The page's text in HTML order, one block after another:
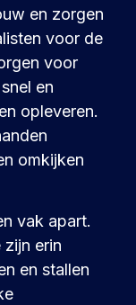
en zorgen
voor de
voor
en
opleveren.
omkijken
vak apart.
zijn erin
en stallen